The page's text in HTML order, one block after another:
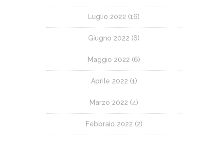
Luglio 2022 (16)
Giugno 2022 (6)
Maggio 2022 (6)
Aprile 2022 (1)
Marzo 2022 (4)
Febbraio 2022 (2)